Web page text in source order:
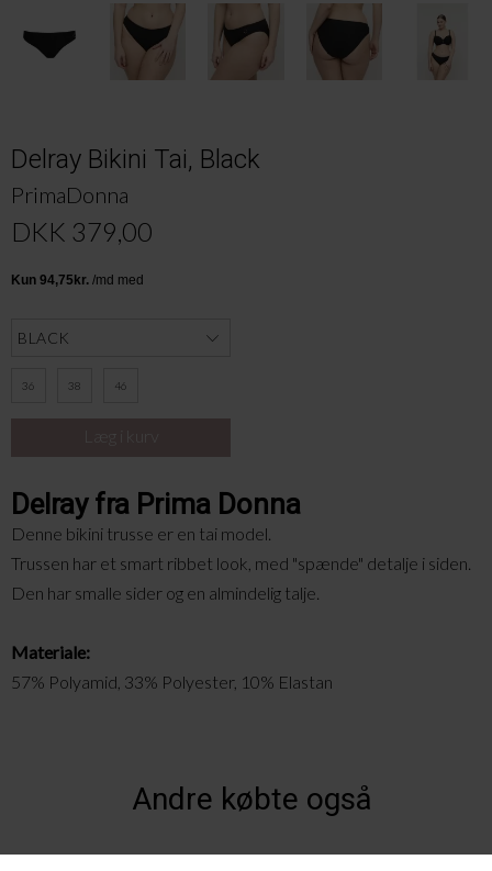
Delray Bikini Tai, Black
PrimaDonna
DKK 379,00
36 38 46
Delray fra Prima Donna
Denne bikini trusse er en tai model.
Trussen har et smart ribbet look, med "spænde" detalje i siden.
Den har smalle sider og en almindelig talje.
Materiale:
57% Polyamid, 33% Polyester, 10% Elastan
Andre købte også